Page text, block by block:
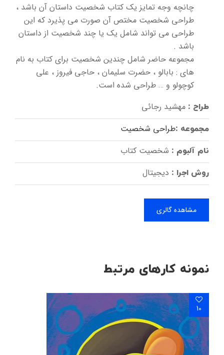
چانچه وجه تمایز یک کتاب شخصیت داستان آن باشد ،
طراحی شخصیت مختص آن صورت می پذیرد که این
طراحی می تواند شامل یک یا چند شخصیت از داستان
باشد .
مجموعه حاضر شامل چندین شخصیت برای کتاب به نام
های : بابالو ، حضرت سلیمان ، حاجی فیروز ، علی
کوچولو و … طراحی شده است.
طراح : مهشید رجائی
مجموعه :طراحی شخصیت
نام آلبوم : شخصیت کتاب
روش اجرا : دیجیتال
مشاهده گالری
نمونه کارهای مرتبط
10